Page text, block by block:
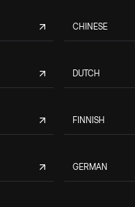
CHINESE
DUTCH
FINNISH
GERMAN